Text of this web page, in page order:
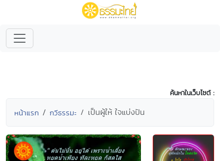
ค้นหาในเว็บไซต์ :
หน้าแรก กวีธรรมะ เป็นผู้ให้ ใจแบ่งปัน